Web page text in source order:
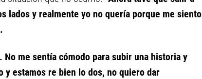
lados y realmente yo no quería porque me siento
No me sentía cómodo para subir una historia y
y estamos re bien lo dos, no quiero dar